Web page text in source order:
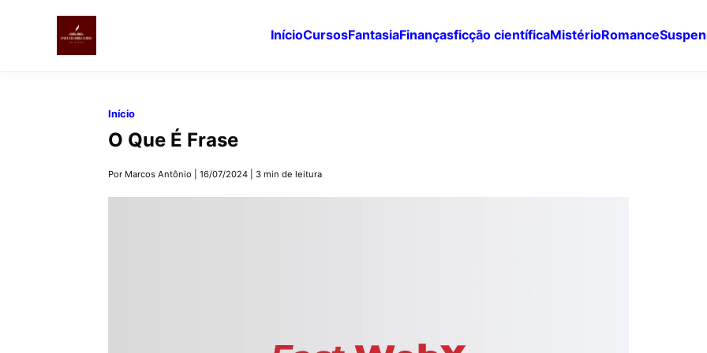
InícioCursosFantasiaFinançasficção científicaMistérioRomance
Início
O Que É Frase
Por Marcos Antônio 16/07/2024 3 min de leitura